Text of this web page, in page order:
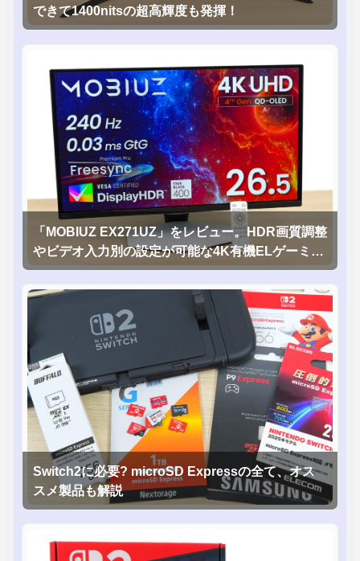
できて1400nitsの超高輝度も発揮！
「MOBIUZ EX271UZ」をレビュー。HDR画質調整
やビデオ入力別の設定が可能な4K有機ELゲーミン
グモニタを徹底検証
Switch2に必要? microSD Expressの全て、オス
スメ製品も解説